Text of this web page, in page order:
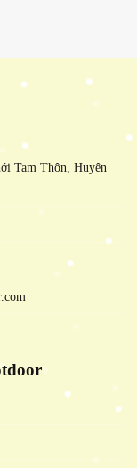
Tam Thôn, Huyện